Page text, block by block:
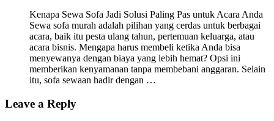
Kenapa Sewa Sofa Jadi Solusi Paling Pas untuk Acara Anda
Sewa sofa murah adalah pilihan yang cerdas untuk berbagai
acara, baik itu pesta ulang tahun, pertemuan keluarga, atau
acara bisnis. Mengapa harus membeli ketika Anda bisa
menyewanya dengan biaya yang lebih hemat? Opsi ini
memberikan kenyamanan tanpa membebani anggaran. Selain
itu, sofa sewaan hadir dengan …
Leave a Reply